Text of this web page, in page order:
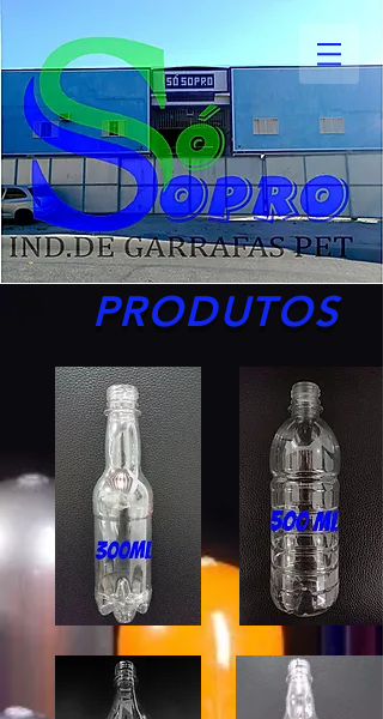
PRODUTOS